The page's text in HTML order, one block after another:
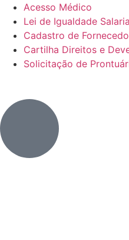
Acesso Médico
Lei de Igualdade
Cadastro de
Cartilha Direitos e
Solicitação de